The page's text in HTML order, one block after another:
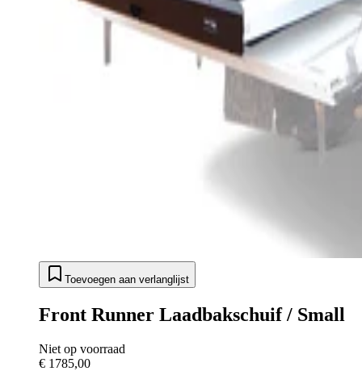
Toevoegen aan verlanglijst
Front Runner Laadbakschuif / Small
Niet op voorraad
€ 1785,00